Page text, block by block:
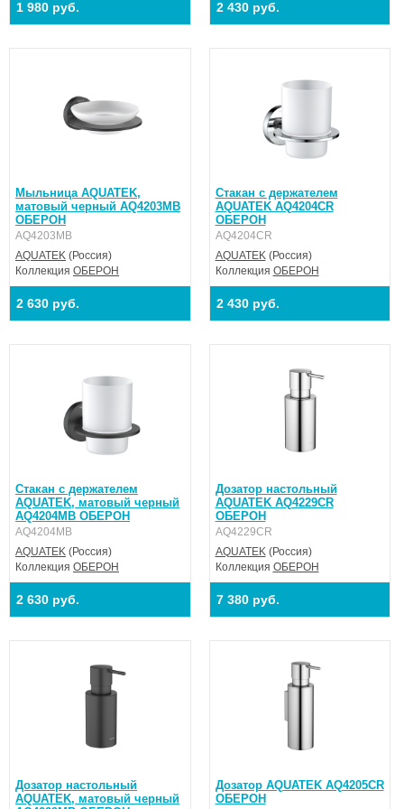
1 980 руб. 2 430 руб.
Мыльница AQUATEK,
матовый черный AQ4203MB
ОБЕРОН
AQ4203MB
AQUATEK (Россия)
Коллекция ОБЕРОН
2 630 руб.
Стакан с держателем
AQUATEK AQ4204CR
ОБЕРОН
AQ4204CR
AQUATEK(Россия)
Коллекция ОБЕРОН
2 430 руб.
Стакан с держателем
AQUATEK, матовый черный
AQ4204MB ОБЕРОН
AQ4204MB
AQUATEK (Россия)
Коллекция ОБЕРОН
2 630 руб.
Дозатор настольный
AQUATEK AQ4229CR
ОБЕРОН
AQ4229CR
AQUATEK(Россия)
Коллекция ОБЕРОН
7 380 руб.
Дозатор настольный
AQUATEK, матовый черный
Дозатор AQUATEK AQ4205CR
ОБЕРОН